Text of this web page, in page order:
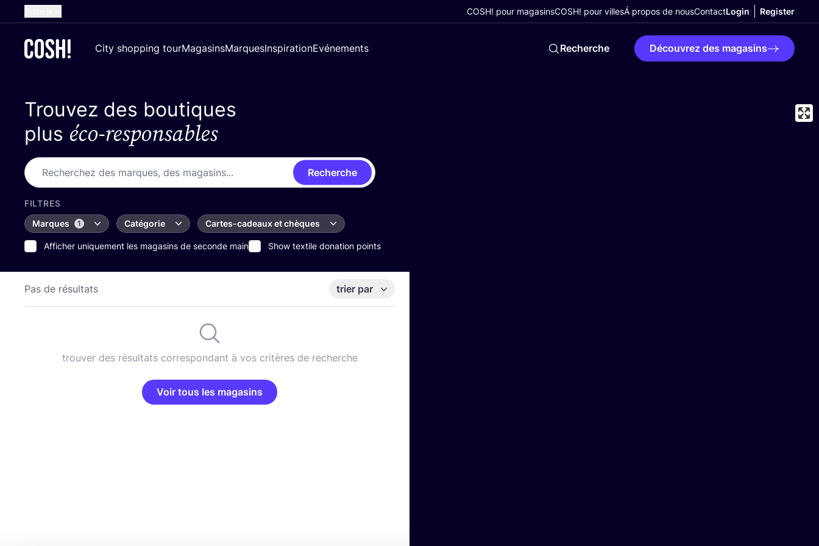
Dutch
German
Croatian
COSH! pour magasinsCOSH! pour villesÁ propos de nousContactLogin Register
City shopping tourMagasinsMarquesInspirationEvénements Recherche Découvrez des magasins
Trouvez des boutiques
plus éco-responsables
Recherche
FILTRES
Marques
1 Catégorie Cartes-cadeaux et chèques
Afficher uniquement les magasins de seconde main Show textile donation points
Pas de résultats trier par
trouver des résultats correspondant à vos critères de recherche
Voir tous les magasins